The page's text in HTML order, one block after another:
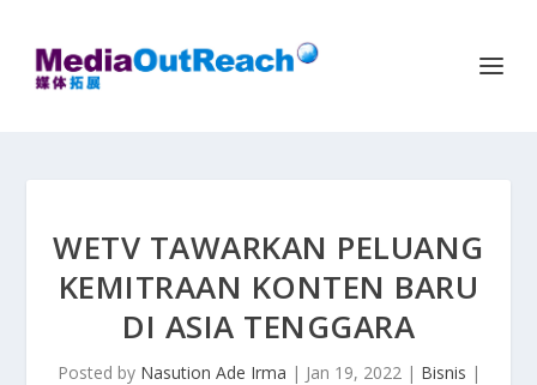
WETV TAWARKAN PELUANG
KEMITRAAN KONTEN BARU
DI ASIA TENGGARA
Posted by Nasution Ade Irma | Jan 19, 2022| Bisnis |